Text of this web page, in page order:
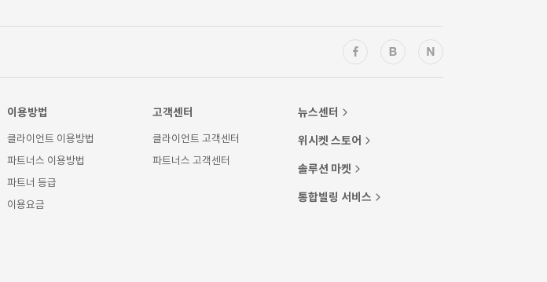
이용방법
클라이언트 이용방법
파트너스 이용방법
파트너 등급
이용요금
고객센터
클라이언트 고객센터
파트너스 고객센터
뉴스센터
위시켓 스토어
솔루션 마켓
통합빌링 서비스